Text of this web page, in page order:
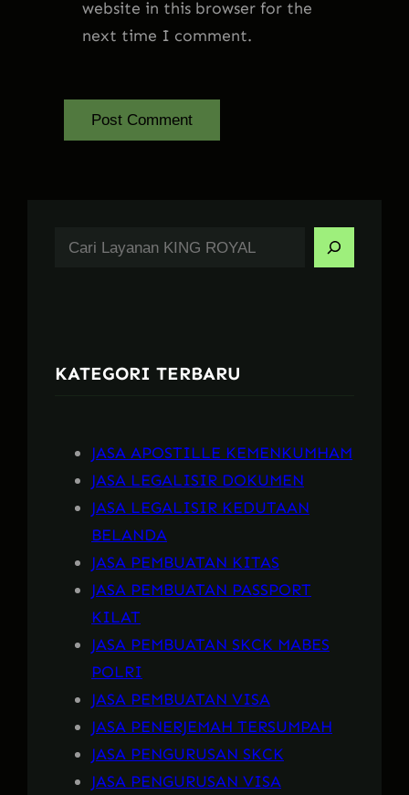
website in this browser for the
next time I comment.
h
KATEGORI TERBARU
JASA APOSTILLE KEMENKUMHAM
JASA LEGALISIR DOKUMEN
JASA LEGALISIR KEDUTAAN
BELANDA
JASA PEMBUATAN KITAS
JASA PEMBUATAN PASSPORT
KILAT
JASA PEMBUATAN SKCK MABES
POLRI
JASA PEMBUATAN VISA
JASA PENERJEMAH TERSUMPAH
JASA PENGURUSAN SKCK
JASA PENGURUSAN VISA